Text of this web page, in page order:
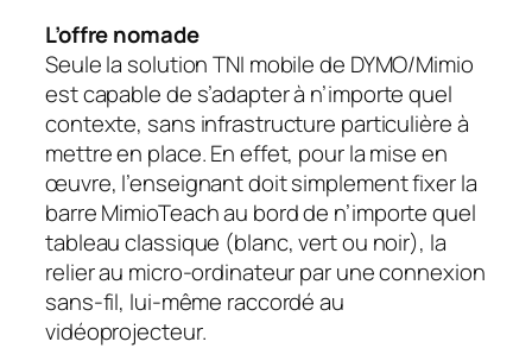
L’offre nomade
Seule la solution TNI mobile de DYMO/Mimio
est capable de s’adapter à n’importe quel
contexte, sans infrastructure particulière à
mettre en place. En effet, pour la mise en
œuvre, l’enseignant doit simplement fixer la
barre MimioTeach au bord de n’importe quel
tableau classique (blanc, vert ou noir), la
relier au micro-ordinateur par une connexion
sans-fil, lui-même raccordé au
vidéoprojecteur.